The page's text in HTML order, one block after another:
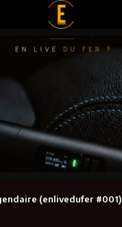
(enlivedufer #001)